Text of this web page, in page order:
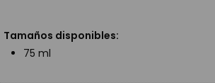
Tamaños disponibles:
75 ml